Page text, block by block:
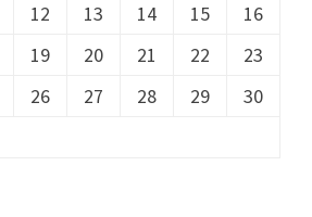
12 13 14 15
16
19 20 21 22
23
26 27 28 29
30